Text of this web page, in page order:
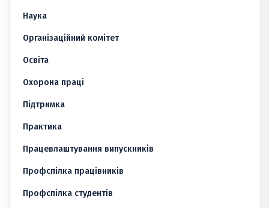
Наука
Організаційний комітет
Освіта
Охорона праці
Підтримка
Практика
Працевлаштування випускників
Профспілка працівників
Профспілка студентів